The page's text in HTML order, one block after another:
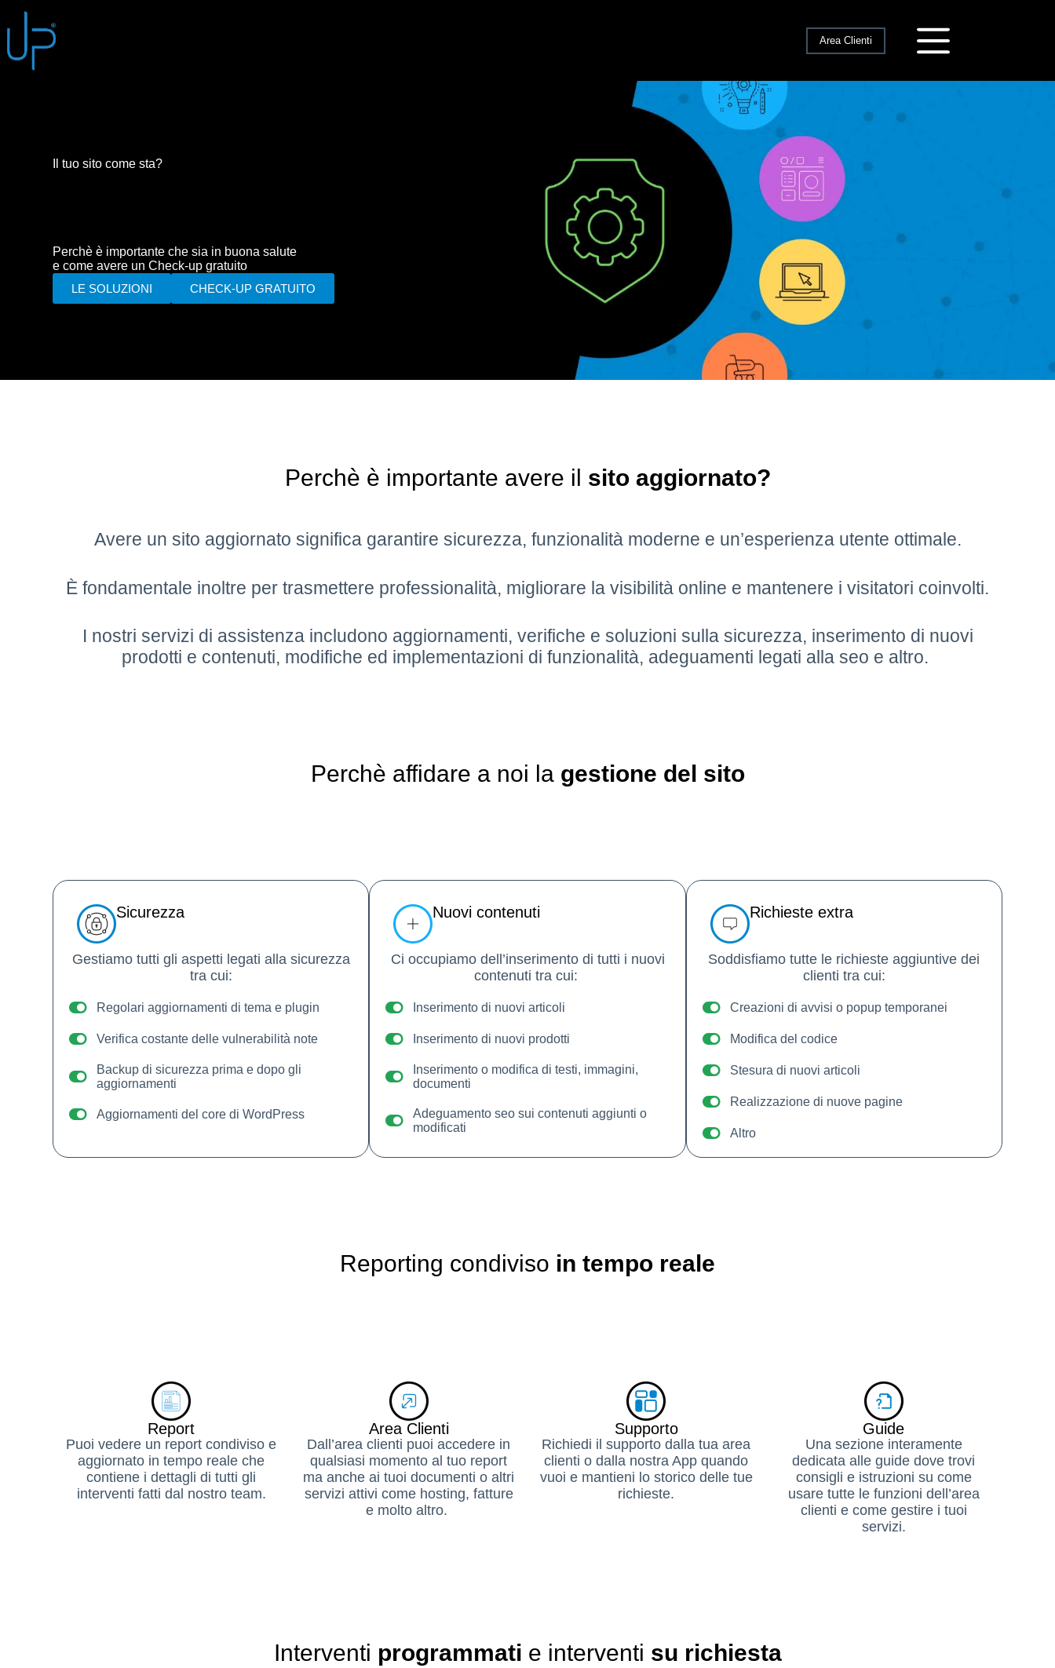
Area Clienti
Il tuo sito come sta?
Perchè è importante che sia in buona salute
e come avere un Check-up gratuito
LE SOLUZIONI
CHECK-UP GRATUITO
Perchè è importante avere il sito aggiornato?
Avere un sito aggiornato significa garantire sicurezza, funzionalità moderne e un’esperienza utente ottimale.
È fondamentale inoltre per trasmettere professionalità, migliorare la visibilità online e mantenere i visitatori coinvolti.
I nostri servizi di assistenza includono aggiornamenti, verifiche e soluzioni sulla sicurezza, inserimento di nuovi
prodotti e contenuti, modifiche ed implementazioni di funzionalità, adeguamenti legati alla seo e altro.
Perchè affidare a noi la gestione del sito
Sicurezza
Gestiamo tutti gli aspetti legati alla sicurezza
tra cui:
Regolari aggiornamenti di tema e plugin
Verifica costante delle vulnerabilità note
Backup di sicurezza prima e dopo gli
aggiornamenti
Aggiornamenti del core di WordPress
Nuovi contenuti
Ci occupiamo dell’inserimento di tutti i nuovi
contenuti tra cui:
Inserimento di nuovi articoli
Inserimento di nuovi prodotti
Inserimento o modifica di testi, immagini,
documenti
Adeguamento seo sui contenuti aggiunti o
modificati
Richieste extra
Soddisfiamo tutte le richieste aggiuntive dei
clienti tra cui:
Creazioni di avvisi o popup temporanei
Modifica del codice
Stesura di nuovi articoli
Realizzazione di nuove pagine
Altro
Reporting condiviso in tempo reale
Report
Puoi vedere un report condiviso e
aggiornato in tempo reale che
contiene i dettagli di tutti gli
interventi fatti dal nostro team.
Area Clienti
Dall’area clienti puoi accedere in
qualsiasi momento al tuo report
ma anche ai tuoi documenti o altri
servizi attivi come hosting, fatture
e molto altro.
Supporto
Richiedi il supporto dalla tua area
clienti o dalla nostra App quando
vuoi e mantieni lo storico delle tue
richieste.
Guide
Una sezione interamente
dedicata alle guide dove trovi
consigli e istruzioni su come
usare tutte le funzioni dell’area
clienti e come gestire i tuoi
servizi.
Interventi programmati e interventi su richiesta